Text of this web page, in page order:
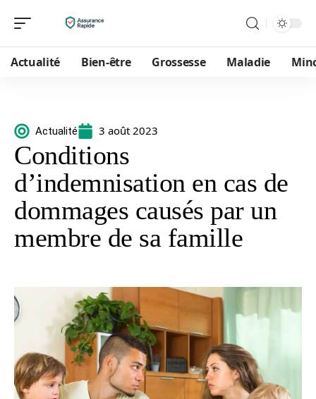
Actualité Bien-être Grossesse Maladie
Actualité 3 août 2023
Conditions
d’indemnisation en cas de
dommages causés par un
membre de sa famille